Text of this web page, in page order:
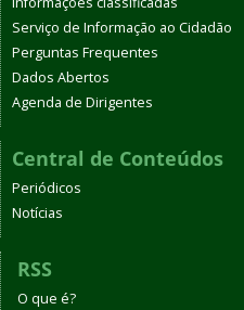
Serviço de Informação ao Cidadão
Perguntas Frequentes
Dados Abertos
Agenda de Dirigentes
Central de Conteúdos
Periódicos
Notícias
RSS
O que é?